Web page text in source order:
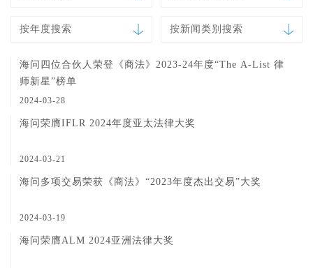
按年度搜索 按新闻类别搜索
海问四位合伙人荣登《商法》2023-24年度“The A-List 律
师新星”榜单
2024-03-28
海问荣膺IFLR 2024年度亚太法律大奖
2024-03-21
海问多项交易荣获《商法》“2023年度杰出交易”大奖
2024-03-19
海问荣膺ALM 2024亚洲法律大奖